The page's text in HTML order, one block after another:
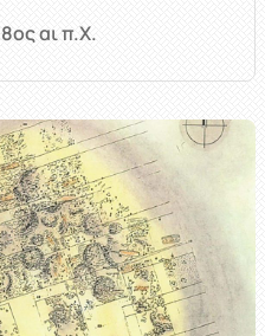
αι π.Χ.